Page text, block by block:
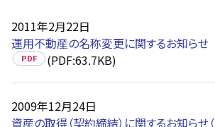
2011年2月22日
運用不動産の名称変更に関するお知らせ
PDF (PDF:63.7KB)
2009年12月24日
資産の取得（契約締結）に関するお知らせ